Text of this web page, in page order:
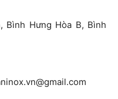
Bình Hưng Hòa B, Bình